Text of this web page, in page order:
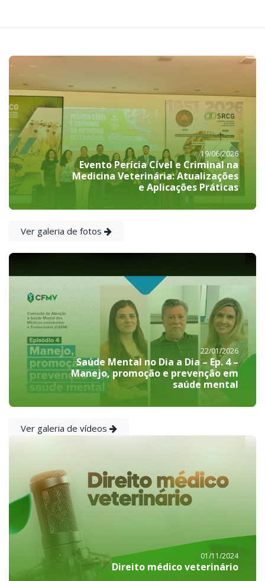
19/06/2026
Evento Perícia Cível e Criminal na
Medicina Veterinária: Atualizações
e Aplicações Práticas
Ver galeria de fotos
22/01/2026
Saúde Mental no Dia a Dia – Ep. 4 –
Manejo, promoção e prevenção em
saúde mental
Ver galeria de vídeos
01/11/2024
Direito médico veterinário